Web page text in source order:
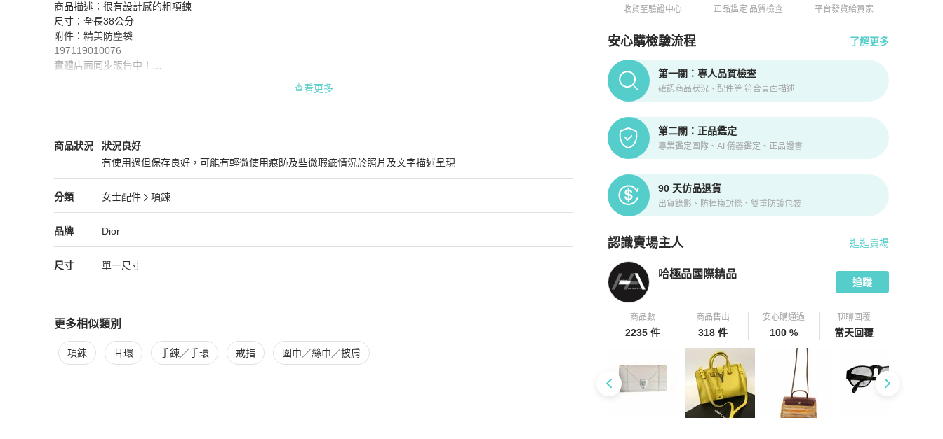
收貨至驗證中心 正品鑑定 品質檢查 平台發貨給買家
安心購檢驗流程 了解更多
PopChill拍拍圈正品驗證、安心購檢驗流程介紹
第一關：專人品質檢查
確認商品狀況、配件等 符合頁面描述
第二關：正品鑑定
專業鑑定團隊、AI 儀器鑑定、正品證書
90 天仿品退貨
出貨錄影、防掉換封條、雙重防護包裝
認識賣場主人
PopChill 拍拍圈嚴選賣家
逛逛賣場
哈極品國際精品
追蹤
商品數
2235 件
商品售出
318 件
安心購通過
100 %
聊聊回覆
當天回覆
關於Christian Dior 銀色 V型水鑽 粗項鍊/頸鍊/飾品
商品描述：很有設計感的粗項鍊
尺寸：全長38公分
附件：精美防塵袋
197119010076
實體店面同步販售中！
查看更多
商品狀況
Dior女士配件商品狀態與細節
狀況良好
有使用過但保存良好，可能有輕微使用痕跡及些微瑕疵情況於照片及文字描述呈現
狀況良好
分類
Dior女士配件分類資訊
女士配件
項鍊
女士配件/項鍊推薦
品牌
Dior精品 女士配件
Dior
Dior推薦清單
尺寸 單一尺寸
更多相似類別
更多Dior 女士配件 相似商品推薦
項鍊 耳環 手鍊／手環 戒指 圍巾／絲巾／披肩